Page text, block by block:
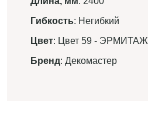
Гибкость: Негибкий
Цвет: Цвет 59 - ЭРМИТАЖ
Бренд: Декомастер